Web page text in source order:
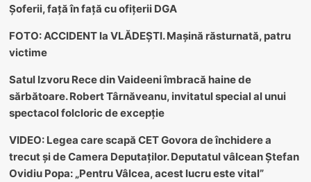
Șoferii, față în față cu ofițerii DGA
FOTO: ACCIDENT la VLĂDEȘTI. Mașină răsturnată, patru
victime
Satul Izvoru Rece din Vaideeni îmbracă haine de
sărbătoare. Robert Târnăveanu, invitatul special al unui
spectacol folcloric de excepție
VIDEO: Legea care scapă CET Govora de închidere a
trecut și de Camera Deputaților. Deputatul vâlcean Ștefan
Ovidiu Popa: „Pentru Vâlcea, acest lucru este vital”